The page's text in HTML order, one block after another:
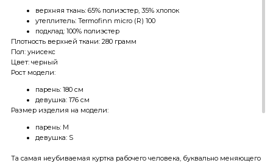
верхняя ткань: 65% полиэстер, 35% хлопок
утеплитель: Termofinn micro (R) 100
подклад: 100% полиэстер
Плотность верхней ткани: 280 грамм
Пол: унисекс
Цвет: черный
Рост модели:
парень: 180 см
девушка: 176 см
Размер изделия на модели:
парень: M
девушка: S
Та самая неубиваемая куртка рабочего человека, буквально меняющего